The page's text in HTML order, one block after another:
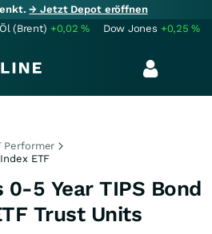
→ Jetzt Depot eröffnen
Öl (Brent) +0,02% Dow Jones +0,25%
Performer
ETF
0-5 Year TIPS Bond
Trust Units